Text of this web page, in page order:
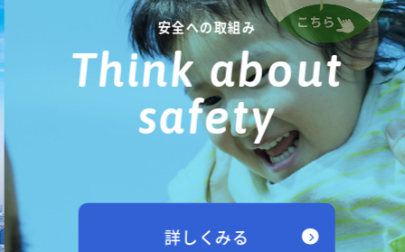
安全への取組み
Think about
safety
詳しくみる